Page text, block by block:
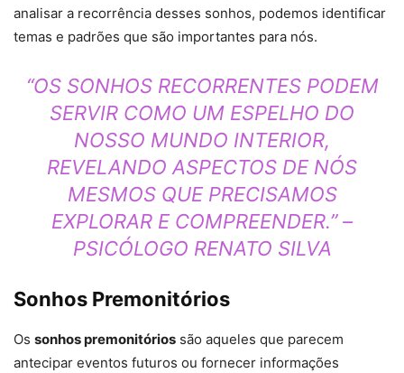
analisar a recorrência desses sonhos, podemos identificar
temas e padrões que são importantes para nós.
“OS SONHOS RECORRENTES PODEM
SERVIR COMO UM ESPELHO DO
NOSSO MUNDO INTERIOR,
REVELANDO ASPECTOS DE NÓS
MESMOS QUE PRECISAMOS
EXPLORAR E COMPREENDER.” –
PSICÓLOGO RENATO SILVA
Sonhos Premonitórios
Os sonhos premonitórios são aqueles que parecem
antecipar eventos futuros ou fornecer informações